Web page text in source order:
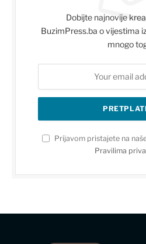
Dobijte najnovije
BuzimPress.ba o vijestima
mnogo
Prijavom pristajete na
Pravilima